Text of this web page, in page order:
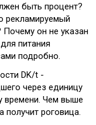
быть процент?
рекламируемый
Почему он не указан
питания
подробно.
DK/t -
через единицу
времени. Чем выше
получит роговица.